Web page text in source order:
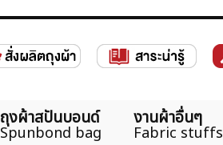
ถุงผ้าสปันบอนด์
Spunbond bag
งานผ้าอื่นๆ
Fabric stuffs